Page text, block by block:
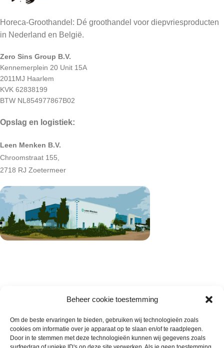
Beheer cookie toestemming
Om de beste ervaringen te bieden, gebruiken wij technologieën zoals
cookies om informatie over je apparaat op te slaan en/of te raadplegen.
Door in te stemmen met deze technologieën kunnen wij gegevens zoals
Horeca-Groothandel: Dé groothandel voor diepvriesproducten
in Nederland en België.
Zero Sins Group B.V.
Kennemerplein 20 Unit 15A
2011MJ Haarlem
KVK 62838199
BTW NL854977867B02
Opslag en logistiek:
Leen Menken B.V.
Chroomstraat 155,
2718 RJ Zoetermeer
Wie zijn wij